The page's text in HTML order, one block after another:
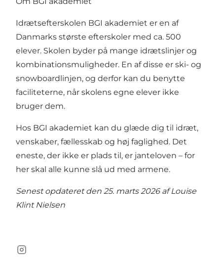
Idrætsefterskolen BGI akademiet er en af
Danmarks største efterskoler med ca. 500
elever. Skolen byder på mange idrætslinjer og
kombinationsmuligheder. En af disse er ski- og
snowboardlinjen, og derfor kan du benytte
faciliteterne, når skolens egne elever ikke
bruger dem.
Hos BGI akademiet kan du glæde dig til idræt,
venskaber, fællesskab og høj faglighed. Det
eneste, der ikke er plads til, er janteloven – for
her skal alle kunne slå ud med armene.
Senest opdateret den 25. marts 2026 afLouise
Klint Nielsen
Instagram